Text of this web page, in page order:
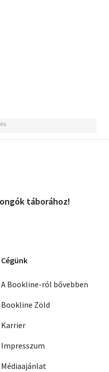
táborához!
Cégünk
A Bookline-ról bővebben
Bookline Zöld
Karrier
Impresszum
Médiaajánlat